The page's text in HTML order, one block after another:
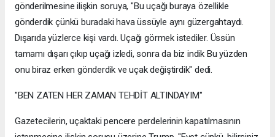
gönderilmesine ilişkin soruya, "Bu uçağı buraya özellikle
gönderdik çünkü buradaki hava üssüyle aynı güzergahtaydı.
Dışarıda yüzlerce kişi vardı. Uçağı görmek istediler. Üssün
tamamı dışarı çıkıp uçağı izledi, sonra da biz indik Bu yüzden
onu biraz erken gönderdik ve uçak değiştirdik" dedi.
"BEN ZATEN HER ZAMAN TEHDİT ALTINDAYIM"
Gazetecilerin, uçaktaki pencere perdelerinin kapatılmasının